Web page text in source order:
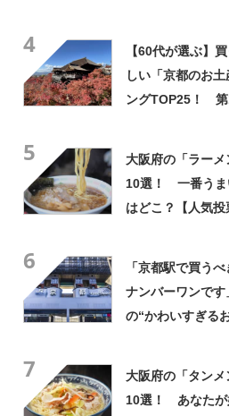
4
【60代が選ぶ】
しい「京都のお
ングTOP25！ 第
5
大阪府の「ラー
10選！ 一番うま
はどこ？【人気投
6
「京都駅で買うべ
ナンバーワンで
の“かわいすぎる
7
大阪府の「タン
10選！ あなたが